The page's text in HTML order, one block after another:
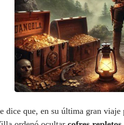
dice que, en su última gran viaje